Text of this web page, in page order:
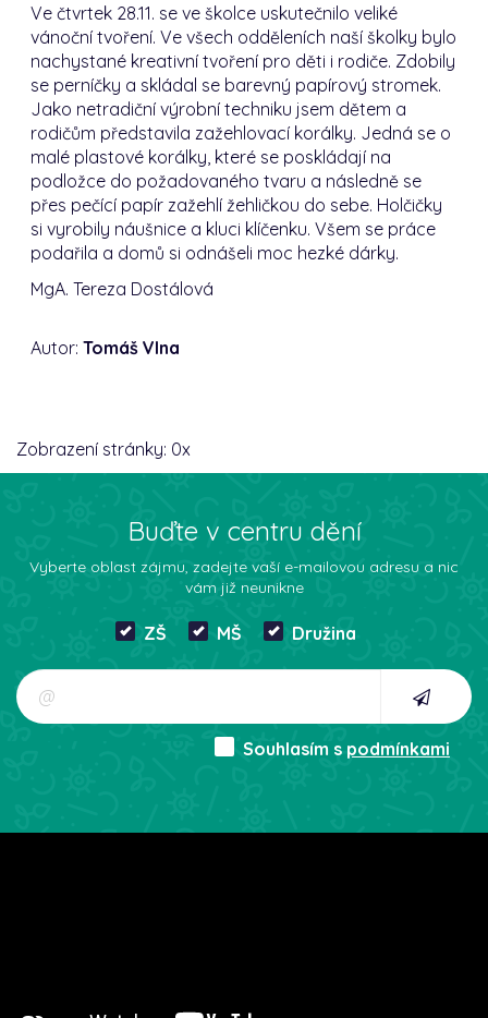
Ve čtvrtek 28.11. se ve školce uskutečnilo veliké
vánoční tvoření. Ve všech odděleních naší školky bylo
nachystané kreativní tvoření pro děti i rodiče. Zdobily
se perníčky a skládal se barevný papírový stromek.
Jako netradiční výrobní techniku jsem dětem a
rodičům představila zažehlovací korálky. Jedná se o
malé plastové korálky, které se poskládají na
podložce do požadovaného tvaru a následně se
přes pečící papír zažehlí žehličkou do sebe. Holčičky
si vyrobily náušnice a kluci klíčenku. Všem se práce
podařila a domů si odnášeli moc hezké dárky.
MgA. Tereza Dostálová
Autor:Tomáš Vlna
Zobrazení stránky: 0x
Buďte v centru dění
Vyberte oblast zájmu, zadejte vaší e-mailovou adresu a nic
vám již neunikne
ZŠ MŠ Družina
Souhlasím s podmínkami